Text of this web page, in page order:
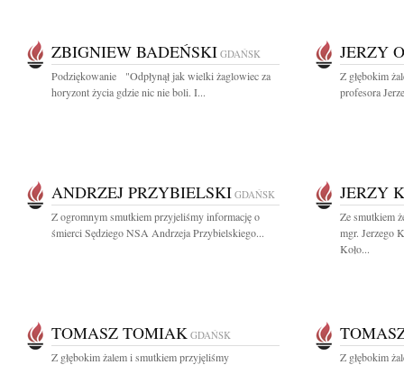
ZBIGNIEW BADEŃSKI GDAŃSK
Podziękowanie "Odpłynął jak wielki żaglowiec za
horyzont życia gdzie nic nie boli. I...
JERZY
Z głębokim
profesora
ANDRZEJ PRZYBIELSKI GDAŃSK
Z ogromnym smutkiem przyjeliśmy informację o
śmierci Sędziego NSA Andrzeja Przybielskiego...
JERZY
Ze smutkiem
mgr. Jerzego
Koło...
TOMASZ TOMIAK GDAŃSK
Z głębokim żalem i smutkiem przyjęliśmy
Z głębokim